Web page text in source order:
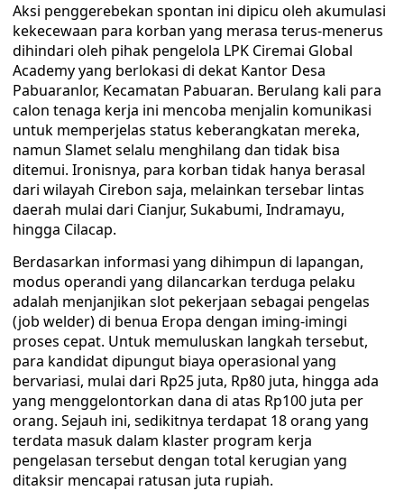
Aksi penggerebekan spontan ini dipicu oleh akumulasi
kekecewaan para korban yang merasa terus-menerus
dihindari oleh pihak pengelola LPK Ciremai Global
Academy yang berlokasi di dekat Kantor Desa
Pabuaranlor, Kecamatan Pabuaran. Berulang kali para
calon tenaga kerja ini mencoba menjalin komunikasi
untuk memperjelas status keberangkatan mereka,
namun Slamet selalu menghilang dan tidak bisa
ditemui. Ironisnya, para korban tidak hanya berasal
dari wilayah Cirebon saja, melainkan tersebar lintas
daerah mulai dari Cianjur, Sukabumi, Indramayu,
hingga Cilacap.
Berdasarkan informasi yang dihimpun di lapangan,
modus operandi yang dilancarkan terduga pelaku
adalah menjanjikan slot pekerjaan sebagai pengelas
(job welder) di benua Eropa dengan iming-imingi
proses cepat. Untuk memuluskan langkah tersebut,
para kandidat dipungut biaya operasional yang
bervariasi, mulai dari Rp25 juta, Rp80 juta, hingga ada
yang menggelontorkan dana di atas Rp100 juta per
orang. Sejauh ini, sedikitnya terdapat 18 orang yang
terdata masuk dalam klaster program kerja
pengelasan tersebut dengan total kerugian yang
ditaksir mencapai ratusan juta rupiah.